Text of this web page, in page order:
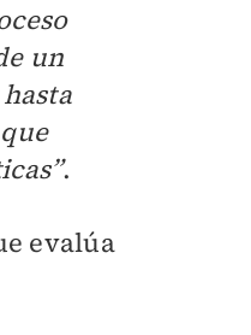
un
.
evalúa